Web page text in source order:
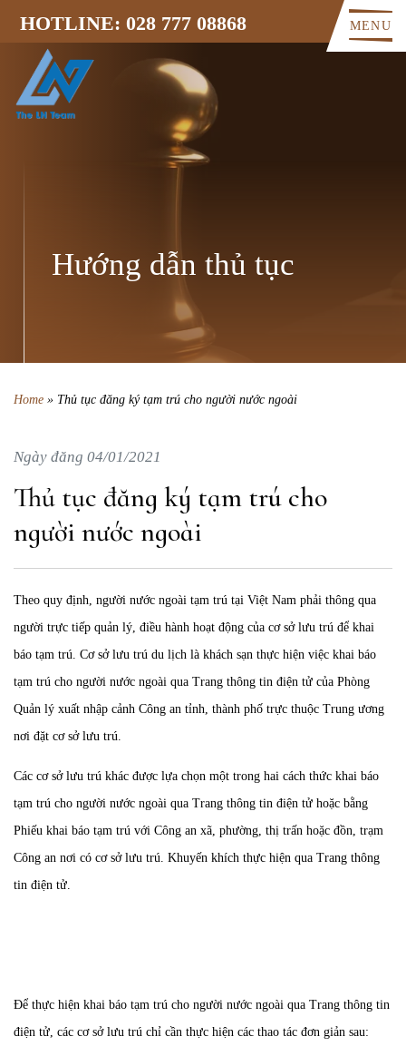
HOTLINE: 028 777 08868 MENU
Hướng dẫn thủ tục
Home » Thủ tục đăng ký tạm trú cho người nước ngoài
Ngày đăng 04/01/2021
Thủ tục đăng ký tạm trú cho
người nước ngoài
Theo quy định, người nước ngoài tạm trú tại Việt Nam phải thông qua
người trực tiếp quản lý, điều hành hoạt động của cơ sở lưu trú để khai
báo tạm trú. Cơ sở lưu trú du lịch là khách sạn thực hiện việc khai báo
tạm trú cho người nước ngoài qua Trang thông tin điện tử của Phòng
Quản lý xuất nhập cảnh Công an tỉnh, thành phố trực thuộc Trung ương
nơi đặt cơ sở lưu trú.
Các cơ sở lưu trú khác được lựa chọn một trong hai cách thức khai báo
tạm trú cho người nước ngoài qua Trang thông tin điện tử hoặc bằng
Phiếu khai báo tạm trú với Công an xã, phường, thị trấn hoặc đồn, trạm
Công an nơi có cơ sở lưu trú. Khuyến khích thực hiện qua Trang thông
tin điện tử.
Để thực hiện khai báo tạm trú cho người nước ngoài qua Trang thông tin
điện tử, các cơ sở lưu trú chỉ cần thực hiện các thao tác đơn giản sau: